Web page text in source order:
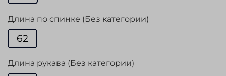
Длина по спинке (Без категории)
62
Длина рукава (Без категории)